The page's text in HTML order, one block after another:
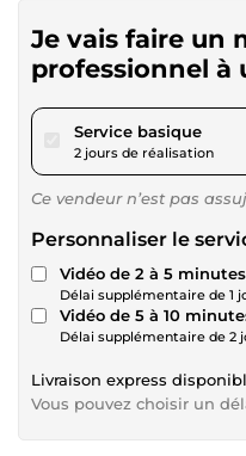
Je vais faire un
professionnel à
Service basiquepour
2 jours de réalisation
Ce vendeur n’est pas
Personnaliser le
Vidéo de 2 à 5 minutes
Délai supplémentaire de 1
Vidéo de 5 à 10
Délai supplémentaire de 2
Livraison express
Vous pouvez choisir un